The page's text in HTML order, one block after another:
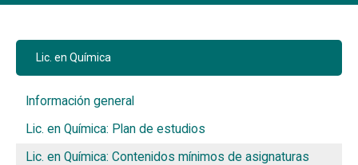
Lic. en Química
Información general
Lic. en Química: Plan de estudios
Lic. en Química: Contenidos mínimos de asignaturas